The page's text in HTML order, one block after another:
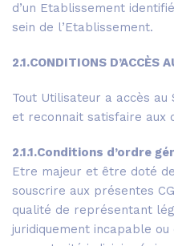
d’un Etablissement
sein de l’Etablissement.
2.1.CONDITIONS D’ACCÈS
Tout Utilisateur a accès au
et reconnait satisfaire aux
2.1.1.Conditions d’ordre
Etre majeur et être doté
souscrire aux présentes
qualité de représentant
juridiquement incapable